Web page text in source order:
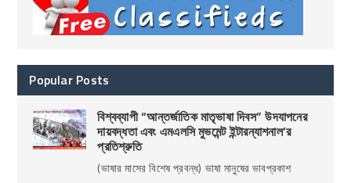
Popular Posts
বিশ্বব্যাপী “আন্তর্জাতিক মাতৃভাষা দিবস” উদযাপনের
দায়বদ্ধতা এবং এমএলসি মুভমেন্ট ইন্টারন্যাশনাল’র
প্রতিশ্রুতি
(ভাষার মাসের বিশেষ প্রবন্ধ) ভাষা মানুষের ভাবপ্রকাশ